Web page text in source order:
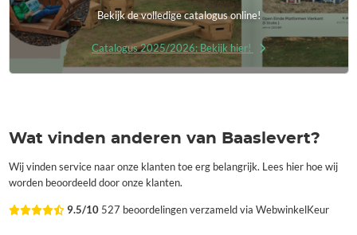
Bekijk de volledige catalogus online!
Catalogus 2025/2026: Bekijk hier!
Wat vinden anderen van Baaslevert?
Wij vinden service naar onze klanten toe erg belangrijk. Lees hier hoe wij
worden beoordeeld door onze klanten.
9.5/10 527 beoordelingen verzameld via WebwinkelKeur